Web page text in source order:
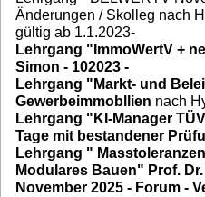
Änderungen / Skolleg nach
gültig ab 1.1.2023-
Lehrgang "ImmoWertV +
Simon - 102023 -
Lehrgang "Markt- und
Gewerbeimmobllien nach
Lehrgang "KI-Manager
Tage mit bestandener
Lehrgang "
Modulares Bauen" Prof.
November 2025 - Forum -